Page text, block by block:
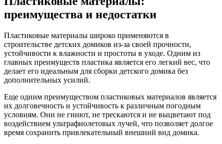
преимущества и недостатки
Пластиковые материалы широко применяются в
строительстве детских домиков из-за своей прочности,
устойчивости к влажности и простоты в уходе. Одним из
главных преимуществ пластика является его легкий вес, что
делает его идеальным для сборки детского домика без
дополнительных усилий.
Еще одним преимуществом пластиковых материалов является
их долговечность и устойчивость к различным погодным
условиям. Они не гниют, не трескаются и не выцветают под
воздействием ультрафиолетовых лучей, что позволяет долгое
время сохранить привлекательный внешний вид домика.